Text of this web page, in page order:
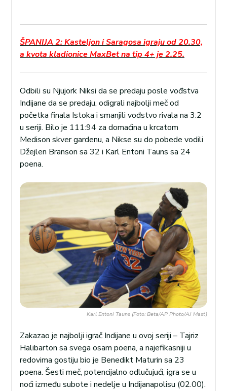
ŠPANIJA 2: Kasteljon i Saragosa igraju od 20.30,
a kvota kladionice MaxBet na tip 4+ je 2.25.
Odbili su Njujork Niksi da se predaju posle vođstva
Indijane da se predaju, odigrali najbolji meč od
početka finala Istoka i smanjili vođstvo rivala na 3:2
u seriji. Bilo je 111:94 za domaćina u krcatom
Medison skver gardenu, a Nikse su do pobede vodili
Džejlen Branson sa 32 i Karl Entoni Tauns sa 24
poena.
Karl Entoni Tauns (Foto: Beta/AP Photo/AJ Mast)
Zakazao je najbolji igrač Indijane u ovoj seriji – Tajriz
Halibarton sa svega osam poena, a najefikasniji u
redovima gostiju bio je Benedikt Maturin sa 23
poena. Šesti meč, potencijalno odlučujući, igra se u
noći između subote i nedelje u Indijanapolisu (02.00).